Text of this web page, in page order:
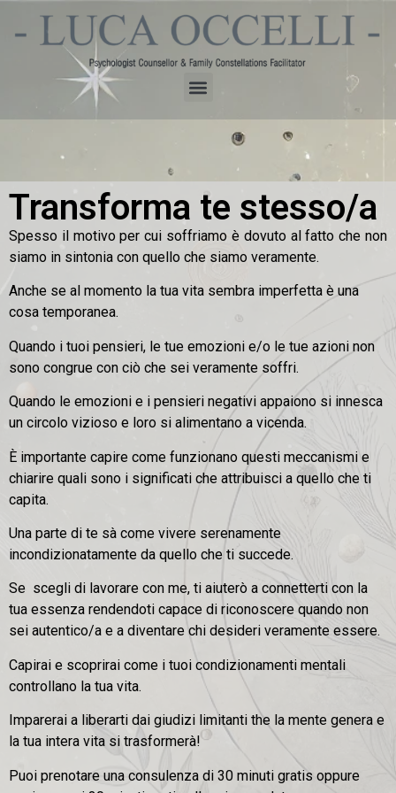
Transforma te stesso/a
Spesso il motivo per cui soffriamo è dovuto al fatto che non
siamo in sintonia con quello che siamo veramente.
Anche se al momento la tua vita sembra imperfetta è una
cosa temporanea.
Quando i tuoi pensieri, le tue emozioni e/o le tue azioni non
sono congrue con ciò che sei veramente soffri.
Quando le emozioni e i pensieri negativi appaiono si innesca
un circolo vizioso e loro si alimentano a vicenda.
È importante capire come funzionano questi meccanismi e
chiarire quali sono i significati che attribuisci a quello che ti
capita.
Una parte di te sà come vivere serenamente
incondizionatamente da quello che ti succede.
Se scegli di lavorare con me, ti aiuterò a connetterti con la
tua essenza rendendoti capace di riconoscere quando non
sei autentico/a e a diventare chi desideri veramente essere.
Capirai e scoprirai come i tuoi condizionamenti mentali
controllano la tua vita.
Imparerai a liberarti dai giudizi limitanti the la mente genera e
la tua intera vita si trasformerà!
Puoi prenotare una consulenza di 30 minuti gratis oppure